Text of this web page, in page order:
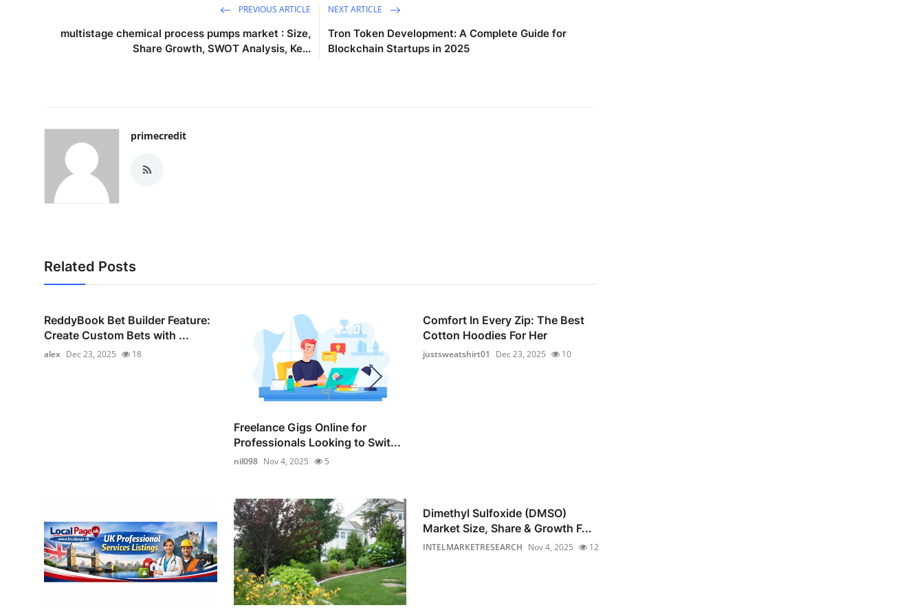
PREVIOUS ARTICLE
multistage chemical process pumps market : Size,
Share Growth, SWOT Analysis, Ke...
NEXT ARTICLE
Tron Token Development: A Complete Guide for
Blockchain Startups in 2025
primecredit
Related Posts
ReddyBook Bet Builder Feature:
Create Custom Bets with ...
alex Dec 23, 2025 18
Freelance Gigs Online for
Professionals Looking to Swit...
nil098 Nov 4, 2025 5
Comfort In Every Zip: The Best
Cotton Hoodies For Her
justsweatshirt01 Dec 23, 2025 10
Dimethyl Sulfoxide (DMSO)
Market Size, Share & Growth F...
INTELMARKETRESEARCH Nov 4, 2025 12